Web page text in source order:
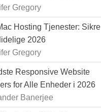
Gregory
Hosting Tjenester: Sikre
2026
Gregory
Responsive Website
for Alle Enheder i 2026
Banerjee